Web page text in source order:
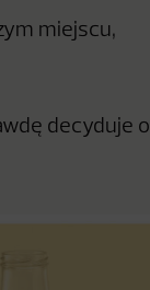
miejscu,
decyduje o